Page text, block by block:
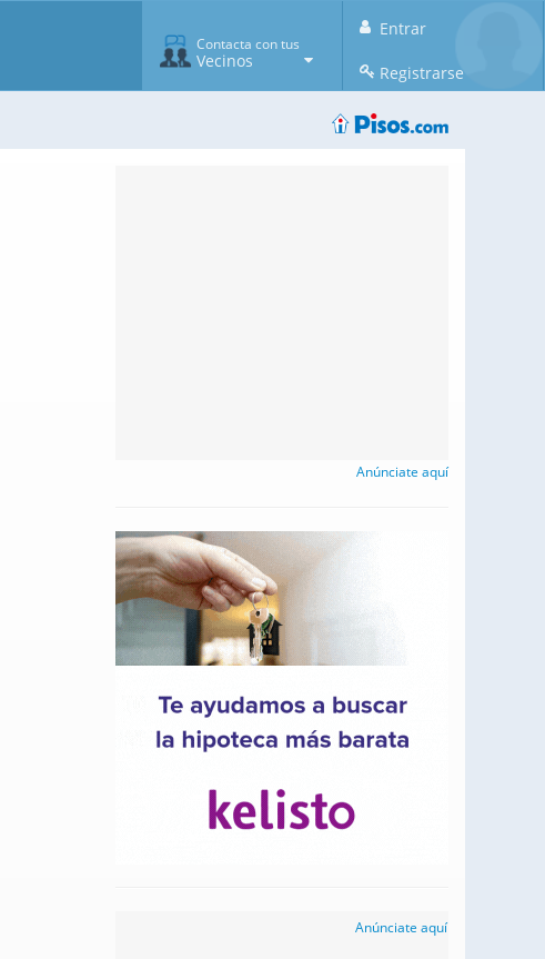
Entrar
Registrarse
Contacta con tus
Vecinos
Anúnciate aquí
Anúnciate aquí